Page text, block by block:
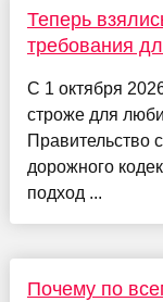
Теперь
требования
С 1 октября
строже для
Правительство
дорожного
подход ...
Почему по